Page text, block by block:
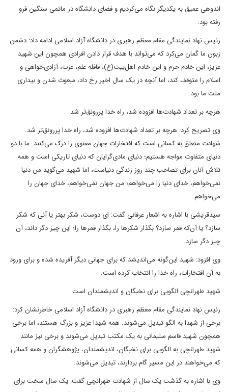
اندوهی عمیق به یکدیگر نگاه می‌کردیم و فضای دانشگاه در ماتمی سنگین فرو
رفته بود.
رئیس نهاد نمایندگی مقام معظم رهبری در دانشگاه آزاد اسلامی ادامه داد: دشمن
زبون ما گمان می‌کرد که می‌تواند با هدف قرار دادن افرادی همچون این شهید
عزیز، این خادم حرم و این خادم اهل‌بیت(ع)، قافله علم، عزت، آزادی‌خواهی و
اسلام را متوقف کند، اما آنچه در یک سال اخیر رخ داد، مبعوث شدن و بیداری
ملت ما بود.
هرچه بر تعداد شهادت‌ها افزوده شد، راه خدا پررونق‌تر شد
وی تصریح کرد: هرچه بر تعداد شهادت‌ها افزوده شد، راه خدا پررونق‌تر شد.
شهادت متعلق به کسانی است که افتخارات جهان معنوی را درک می‌کنند. ما با دو
دنیای متفاوت مواجه هستیم؛ دنیای مادی‌گرایان که دنیای تاریکی است و همه
تلاش آنان برای تصاحب چند روز زندگی دنیاست، اما شهید می‌گوید من دنیا
نمی‌خواهم، خدای دنیا را می‌خواهم؛ من جهان نمی‌خواهم، خدای جهان را
می‌خواهم.
سیدقریشی با اشاره به اشعار عرفانی گفت: ای دوست، شکر بهتر یا آنی که شکر
سازد؟ یا آن‌که قمر سازد؟ بگذار شکرها را، بگذار قمرها را؛ این چیز دگر داند، آن
چیز دگر سازد.
وی افزود: شهید این‌گونه می‌اندیشد که برای جهانی دیگر آفریده شده و برای ورود
به آن افتخارات، راه خدا را انتخاب کرده است.
شهید طهرانچی الگویی برای نخبگان و اندیشمندان است
رئیس نهاد نمایندگی مقام معظم رهبری در دانشگاه آزاد اسلامی خاطرنشان کرد:
برخی از شهدا به الگو تبدیل می‌شوند. همه شهدا عزیز و بزرگ هستند، اما برخی
همچون شهید قاسم سلیمانی به یک مکتب تبدیل می‌شوند و برخی نیز مانند
شهید طهرانچی به الگویی برای نخبگان، اندیشمندان، پژوهشگران و همه کسانی
که می‌خواهند در این مسیر گام بردارند، تبدیل می‌شوند.
وی با اشاره به گذشت یک سال از شهادت طهرانچی گفت: یک سال سخت برای